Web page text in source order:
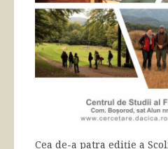
Cea de-a patra ediție a